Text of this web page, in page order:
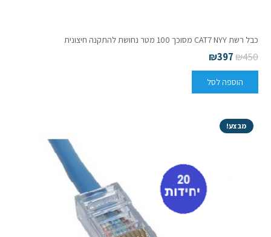
כבל רשת CAT7 NYY מסוכך 100 מטר נחושת להתקנה חיצונית
₪450
₪397
הוספה לסל
מבצע!